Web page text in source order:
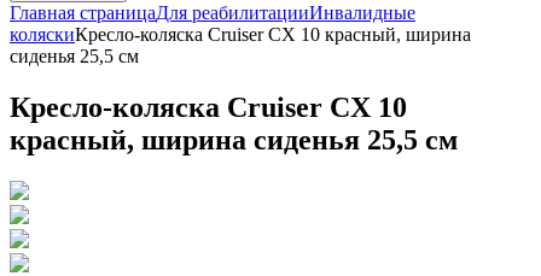
Главная страницаДля реабилитацииИнвалидные
коляскиКресло-коляска Cruiser CX 10 красный, ширина
сиденья 25,5 см
Кресло-коляска Cruiser CX 10
красный, ширина сиденья 25,5 см